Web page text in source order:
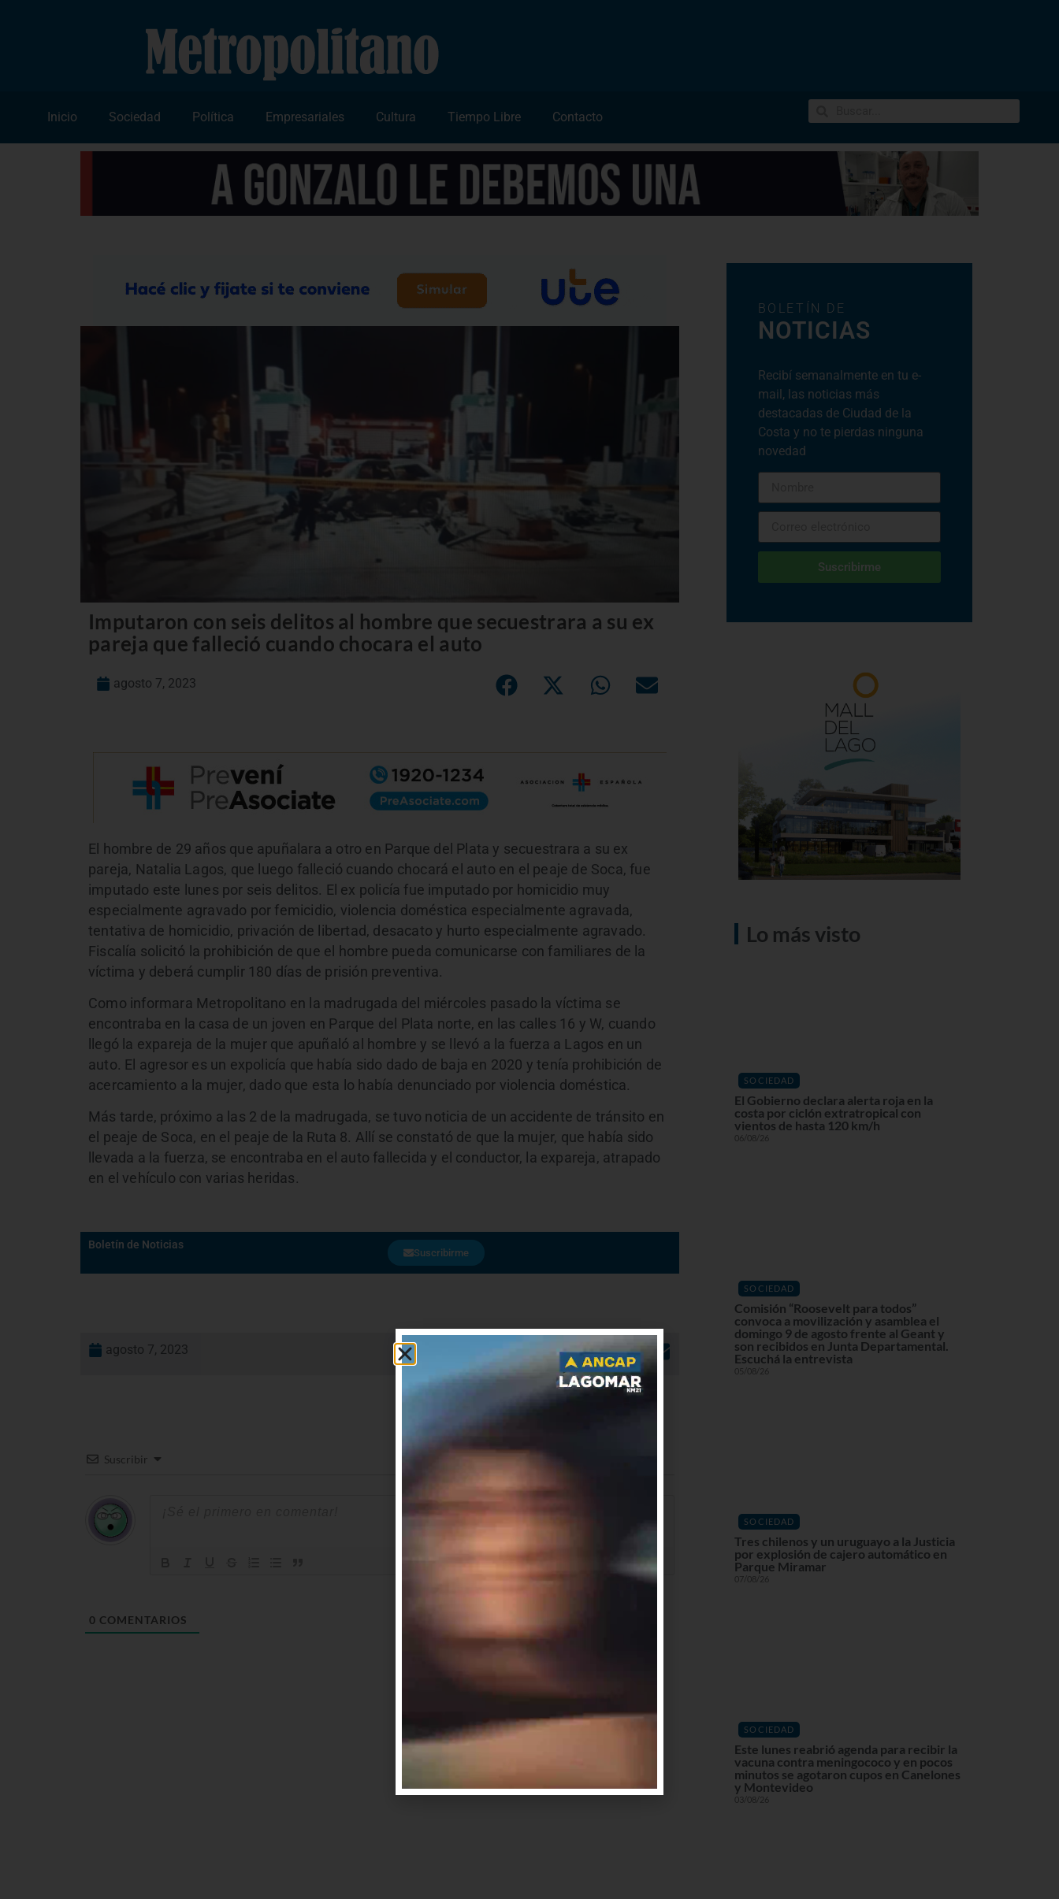
Inicio Sociedad Política Empresariales Cultura Tiempo Libre Contacto
Imputaron con seis delitos al hombre que secuestrara a su ex
pareja que falleció cuando chocara el auto
agosto 7, 2023
El hombre de 29 años que apuñalara a otro en Parque del Plata y secuestrara a su ex
pareja, Natalia Lagos, que luego falleció cuando chocará el auto en el peaje de Soca, fue
imputado este lunes por seis delitos. El ex policía fue imputado por homicidio muy
especialmente agravado por femicidio, violencia doméstica especialmente agravada,
tentativa de homicidio, privación de libertad, desacato y hurto especialmente agravado.
Fiscalía solicitó la prohibición de que el hombre pueda comunicarse con familiares de la
víctima y deberá cumplir 180 días de prisión preventiva.
Como informara Metropolitano en la madrugada del miércoles pasado la víctima se
encontraba en la casa de un joven en Parque del Plata norte, en las calles 16 y W, cuando
llegó la expareja de la mujer que apuñaló al hombre y se llevó a la fuerza a Lagos en un
auto. El agresor es un expolicía que había sido dado de baja en 2020 y tenía prohibición de
acercamiento a la mujer, dado que esta lo había denunciado por violencia doméstica.
Más tarde, próximo a las 2 de la madrugada, se tuvo noticia de un accidente de tránsito en
el peaje de Soca, en el peaje de la Ruta 8. Allí se constató de que la mujer, que había sido
llevada a la fuerza, se encontraba en el auto fallecida y el conductor, la expareja, atrapado
en el vehículo con varias heridas.
Boletín de Noticias
Suscribirme
agosto 7, 2023
Suscribir
0 COMENTARIOS
BOLETÍN DE
NOTICIAS
Recibí semanalmente en tu e-
mail, las noticias más
destacadas de Ciudad de la
Costa y no te pierdas ninguna
novedad
Suscribirme
Lo más visto
SOCIEDAD
El Gobierno declara alerta roja en la
costa por ciclón extratropical con
vientos de hasta 120 km/h
06/08/26
SOCIEDAD
Comisión “Roosevelt para todos”
convoca a movilización y asamblea el
domingo 9 de agosto frente al Geant y
son recibidos en Junta Departamental.
Escuchá la entrevista
05/08/26
SOCIEDAD
Tres chilenos y un uruguayo a la Justicia
por explosión de cajero automático en
Parque Miramar
07/08/26
SOCIEDAD
Este lunes reabrió agenda para recibir la
vacuna contra meningococo y en pocos
minutos se agotaron cupos en Canelones
y Montevideo
03/08/26